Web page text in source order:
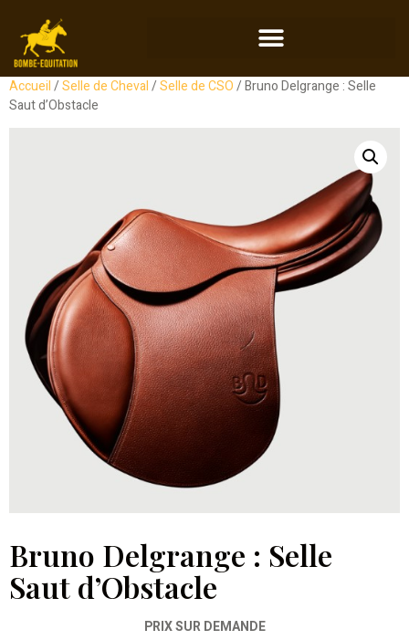
Accueil/Selle de Cheval/Selle de CSO/ Bruno Delgrange : Selle
Saut d’Obstacle
Bruno Delgrange : Selle
Saut d’Obstacle
PRIX SUR DEMANDE